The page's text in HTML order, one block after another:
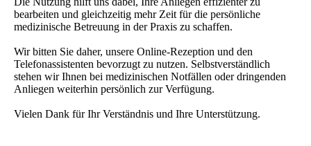
bearbeiten und gleichzeitig mehr Zeit für die persönliche
medizinische Betreuung in der Praxis zu schaffen.
Wir bitten Sie daher, unsere Online-Rezeption und den
Telefonassistenten bevorzugt zu nutzen. Selbstverständlich
stehen wir Ihnen bei medizinischen Notfällen oder dringenden
Anliegen weiterhin persönlich zur Verfügung.
Vielen Dank für Ihr Verständnis und Ihre Unterstützung.